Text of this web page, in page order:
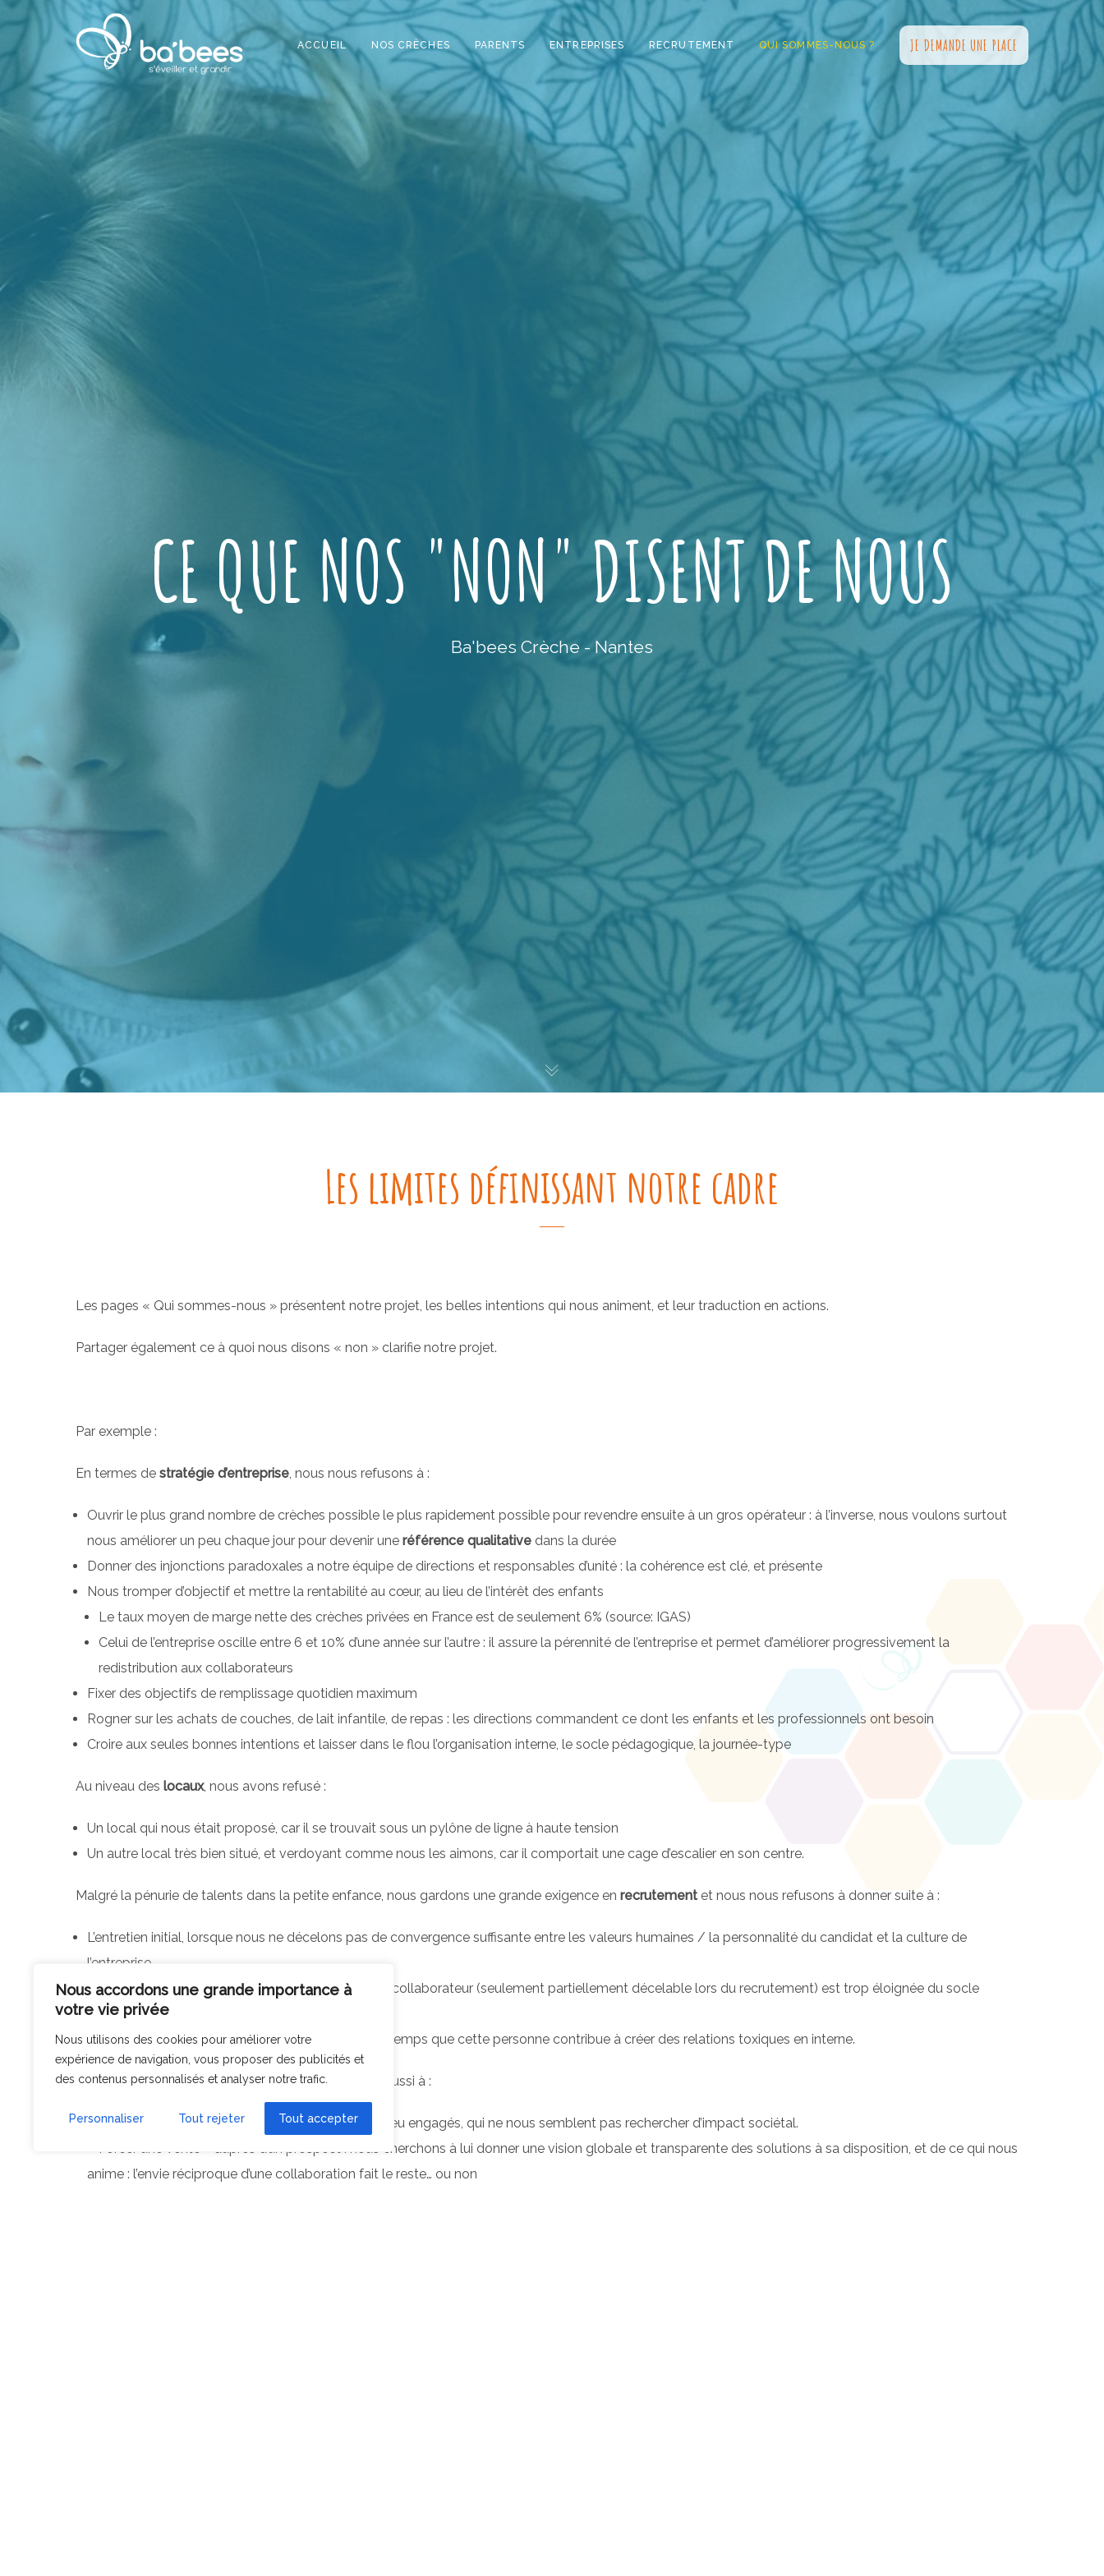
Nous accordons une grande importance à
votre vie privée
Nous utilisons des cookies pour améliorer votre
expérience de navigation, vous proposer des publicités et
des contenus personnalisés et analyser notre trafic.
Personnaliser Tout rejeter Tout accepter
ACCUEIL NOS CRÈCHES PARENTS ENTREPRISES RECRUTEMENT QUI SOMMES-NOUS ? JE DEMANDE UNE PLACE
CE QUE NOS "NON" DISENT DE NOUS
Ba'bees Crèche - Nantes
Les limites définissant notre cadre
Les pages « Qui sommes-nous » présentent notre projet, les belles intentions qui nous animent, et leur traduction en actions.
Partager également ce à quoi nous disons « non » clarifie notre projet.
Par exemple :
En termes de stratégie d’entreprise, nous nous refusons à :
Ouvrir le plus grand nombre de crèches possible le plus rapidement possible pour revendre ensuite à un gros opérateur : à l’inverse, nous voulons surtout
nous améliorer un peu chaque jour pour devenir une référence qualitative dans la durée
Donner des injonctions paradoxales a notre équipe de directions et responsables d’unité : la cohérence est clé, et présente
Nous tromper d’objectif et mettre la rentabilité au cœur, au lieu de l’intérêt des enfants
Le taux moyen de marge nette des crèches privées en France est de seulement 6% (source: IGAS)
Celui de l’entreprise oscille entre 6 et 10% d’une année sur l’autre : il assure la pérennité de l’entreprise et permet d’améliorer progressivement la
redistribution aux collaborateurs
Fixer des objectifs de remplissage quotidien maximum
Rogner sur les achats de couches, de lait infantile, de repas : les directions commandent ce dont les enfants et les professionnels ont besoin
Croire aux seules bonnes intentions et laisser dans le flou l’organisation interne, le socle pédagogique, la journée-type
Au niveau des locaux, nous avons refusé :
Un local qui nous était proposé, car il se trouvait sous un pylône de ligne à haute tension
Un autre local très bien situé, et verdoyant comme nous les aimons, car il comportait une cage d’escalier en son centre.
Malgré la pénurie de talents dans la petite enfance, nous gardons une grande exigence en recrutementet nous nous refusons à donner suite à :
L’entretien initial, lorsque nous ne décelons pas de convergence suffisante entre les valeurs humaines / la personnalité du candidat et la culture de
l’entreprise.
La période d’essai, si la posture professionnelle du collaborateur (seulement partiellement décelable lors du recrutement) est trop éloignée du socle
pédagogique Happy Babees,
La collaboration dans la durée, s’il s’avère au fil du temps que cette personne contribue à créer des relations toxiques en interne.
Pour nosrelations partenaires, nous nous refusons aussi à :
Collaborer avec des fournisseurs ou prestataires peu engagés, qui ne nous semblent pas rechercher d’impact sociétal.
« Forcer une vente » auprès d’un prospect : nous cherchons à lui donner une vision globale et transparente des solutions à sa disposition, et de ce qui nous
anime : l’envie réciproque d’une collaboration fait le reste… ou non